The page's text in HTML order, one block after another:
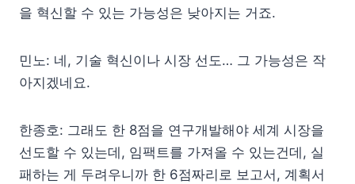
을 혁신할 수 있는 가능성은 낮아지는 거죠.
민노: 네, 기술 혁신이나 시장 선도… 그 가능성은 작
아지겠네요.
한종호: 그래도 한 8점을 연구개발해야 세계 시장을
선도할 수 있는데, 임팩트를 가져올 수 있는건데, 실
패하는 게 두려우니까 한 6점짜리로 보고서, 계획서